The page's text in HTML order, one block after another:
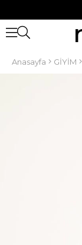
Anasayfa GİYİM